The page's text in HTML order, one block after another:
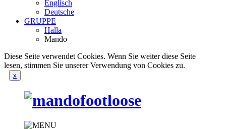
Englisch
Deutsche
GRUPPE
Halla
Mando
Diese Seite verwendet Cookies. Wenn Sie weiter diese Seite
lesen, stimmen Sie unserer Verwendung von Cookies zu.
x